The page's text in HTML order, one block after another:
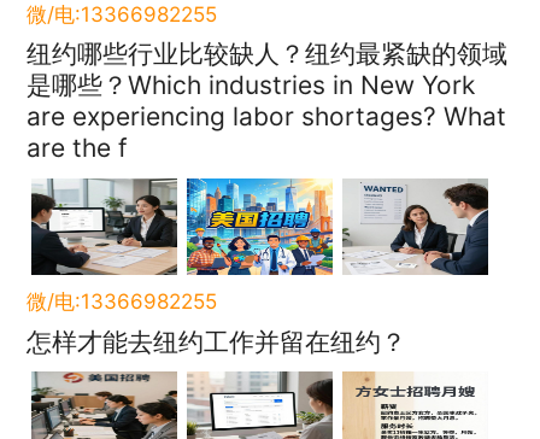
微/电:13366982255
纽约哪些行业比较缺人？纽约最紧缺的领域
是哪些？Which industries in New York
are experiencing labor shortages? What
are the f
微/电:13366982255
怎样才能去纽约工作并留在纽约？